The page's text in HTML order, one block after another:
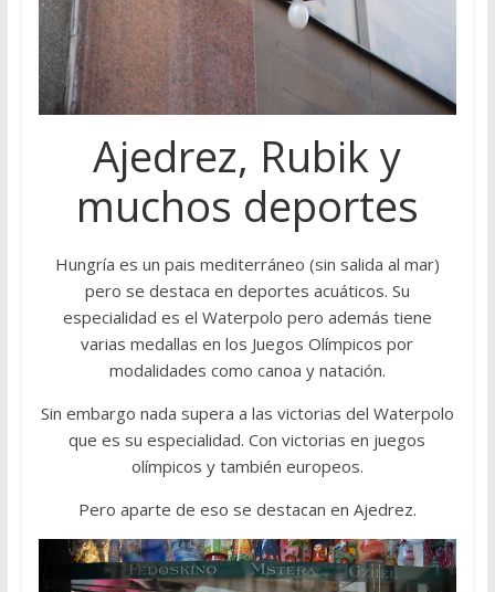
Ajedrez, Rubik y
muchos deportes
Hungría es un pais mediterráneo (sin salida al mar)
pero se destaca en deportes acuáticos. Su
especialidad es el Waterpolo pero además tiene
varias medallas en los Juegos Olímpicos por
modalidades como canoa y natación.
Sin embargo nada supera a las victorias del Waterpolo
que es su especialidad. Con victorias en juegos
olímpicos y también europeos.
Pero aparte de eso se destacan en Ajedrez.